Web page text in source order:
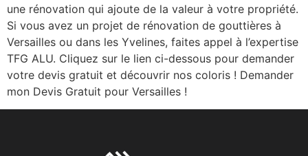
une rénovation qui ajoute de la valeur à votre propriété.
Si vous avez un projet de rénovation de gouttières à
Versailles ou dans les Yvelines, faites appel à l’expertise
TFG ALU. Cliquez sur le lien ci-dessous pour demander
votre devis gratuit et découvrir nos coloris ! Demander
mon Devis Gratuit pour Versailles !